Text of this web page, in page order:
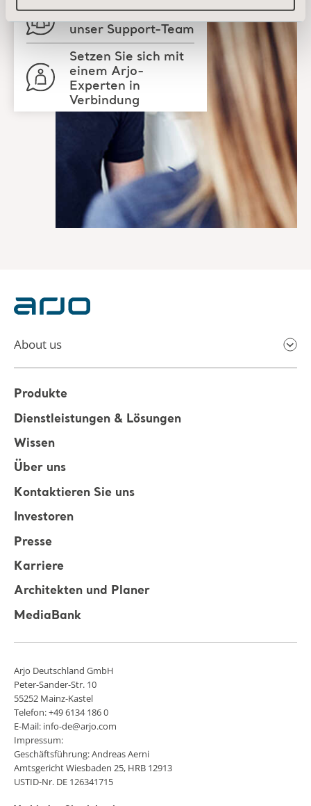
Kontaktieren Sie
unser Support-Team
Setzen Sie sich mit
einem Arjo-
Experten in
Verbindung
About us
Produkte
Dienstleistungen & Lösungen
Wissen
Über uns
Kontaktieren Sie uns
Investoren
Presse
Karriere
Architekten und Planer
MediaBank
Arjo Deutschland GmbH
Peter-Sander-Str. 10
55252 Mainz-Kastel
Telefon: +49 6134 186 0
E-Mail: info-de@arjo.com
Impressum:
Geschäftsführung: Andreas Aerni
Amtsgericht Wiesbaden 25, HRB 12913
USTID-Nr. DE 126341715